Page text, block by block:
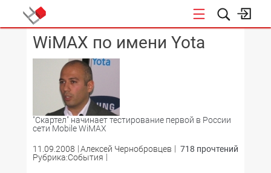
КОНФЕРЕНЦИИ
WiMAX по имени Yota
"Скартел" начинает тестирование первой в России
сети Mobile WiMAX
11.09.2008
Алексей Чернобровцев
Рубрика:События
718 прочтений